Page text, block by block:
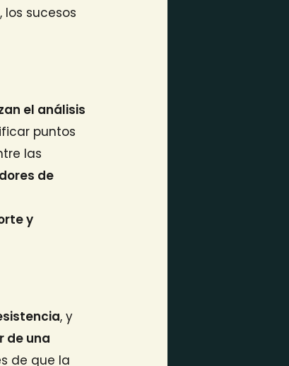
sucesos
el análisis
puntos
las
de
y
, y
de una
de que la